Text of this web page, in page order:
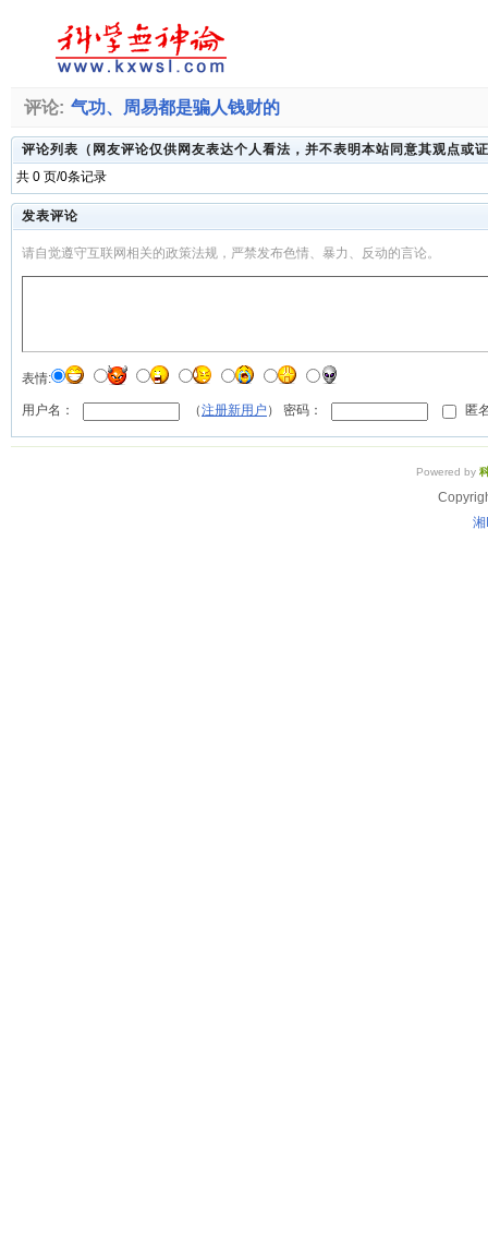
评论: 气功、周易都是骗人钱财的
评论列表（网友评论仅供网友表达个人看法，并不表明本站同意其观点或
共 0 页/0条记录
发表评论
请自觉遵守互联网相关的政策法规，严禁发布色情、暴力、反动的言论。
表情:
用户名： （注册新用户 ） 密码： 匿
Powered by